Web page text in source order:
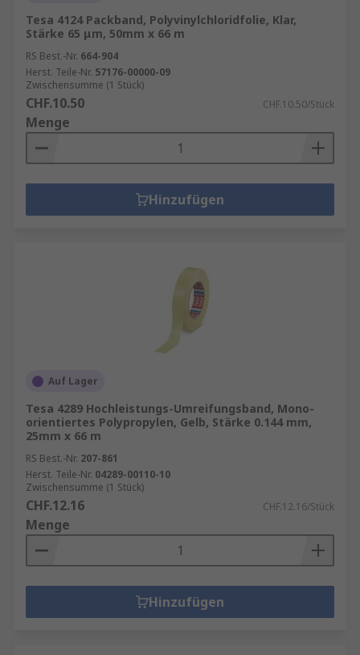
Tesa 4124 Packband, Polyvinylchloridfolie, Klar,
Stärke 65 μm, 50mm x 66 m
RS Best.-Nr. 664-904
Herst. Teile-Nr. 57176-00000-09
Zwischensumme (1 Stück)
CHF.10.50 CHF.10.50/Stück
Menge
Hinzufügen
Auf Lager
Tesa 4289 Hochleistungs-Umreifungsband, Mono-
orientiertes Polypropylen, Gelb, Stärke 0.144 mm,
25mm x 66 m
RS Best.-Nr. 207-861
Herst. Teile-Nr. 04289-00110-10
Zwischensumme (1 Stück)
CHF.12.16 CHF.12.16/Stück
Menge
Hinzufügen